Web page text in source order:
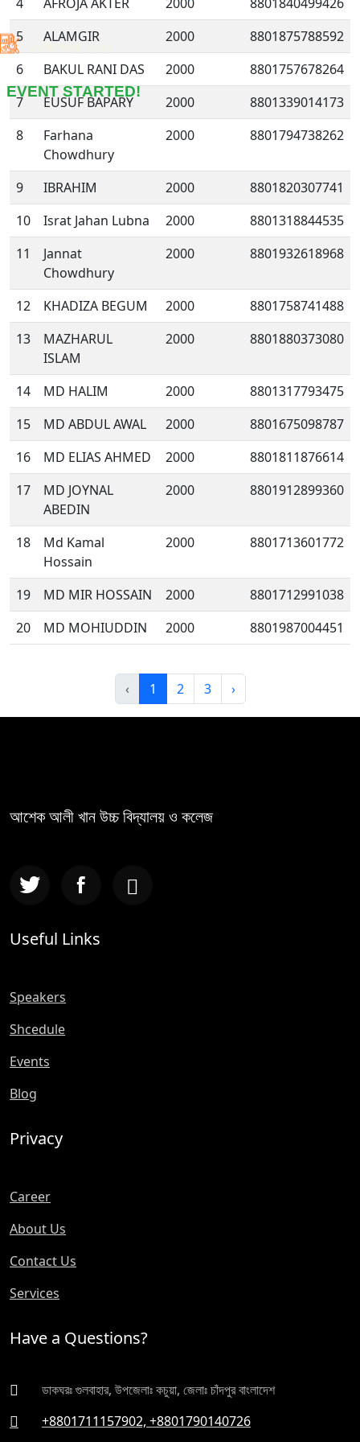
২৭ ডিসেম্বর, ২০২৫
EVENT STARTED!
5
ALAMGIR 2000
8801875788592
6
BAKUL RANI DAS 2000
8801757678264
7
EUSUF BAPARY 2000
8801339014173
8
Farhana
Chowdhury
2000 8801794738262
9 IBRAHIM 2000
8801820307741
10
Israt Jahan Lubna 2000
8801318844535
11
Jannat
Chowdhury
2000 8801932618968
12 KHADIZA BEGUM 2000
8801758741488
13
MAZHARUL
ISLAM
2000 8801880373080
14 MD HALIM 2000
8801317793475
15
MD ABDUL AWAL 2000
8801675098787
16
MD ELIAS AHMED 2000
8801811876614
17
MD JOYNAL
ABEDIN
2000 8801912899360
18
Md Kamal
Hossain
2000 8801713601772
19 MD MIR HOSSAIN 2000
8801712991038
20
MD MOHIUDDIN 2000 8801987004451
‹ 1 2 3 ›
আশেক আলী খান উচ্চ বিদ্যালয় ও কলেজ
Useful Links
Speakers
Shcedule
Events
Blog
Privacy
Career
About Us
Contact Us
Services
Have a Questions?
ডাকঘরঃ গুলবাহার, উপজেলাঃ কচুয়া, জেলাঃ চাঁদপুর বাংলাদেশ
+8801711157902, +8801790140726